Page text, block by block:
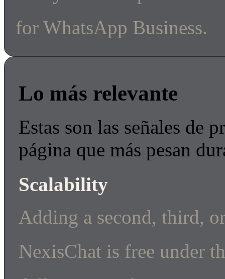
for WhatsApp Business.
Lo más relevante
Estas son las señales de
página que más pesan
Scalability
Adding a second, third,
NexisChat is free under